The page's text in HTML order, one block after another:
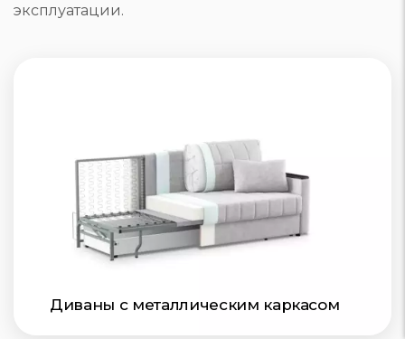
эксплуатации.
Диваны с металлическим каркасом